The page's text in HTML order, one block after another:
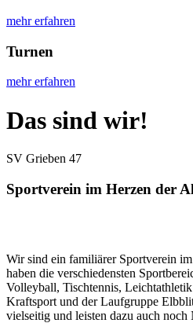
mehr erfahren
Turnen
mehr erfahren
Das sind wir!
SV Grieben 47
Sportverein im Herzen der
Wir sind ein familiärer Sportverein
haben die verschiedensten
Volleyball, Tischtennis,
Kraftsport und der Laufgruppe
vielseitig und leisten dazu auch noch